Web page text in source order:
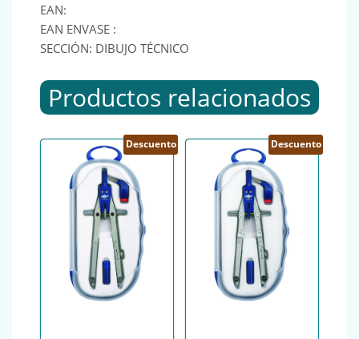
EAN:
EAN ENVASE :
SECCIÓN: DIBUJO TÉCNICO
Productos relacionados
Descuento Descuento